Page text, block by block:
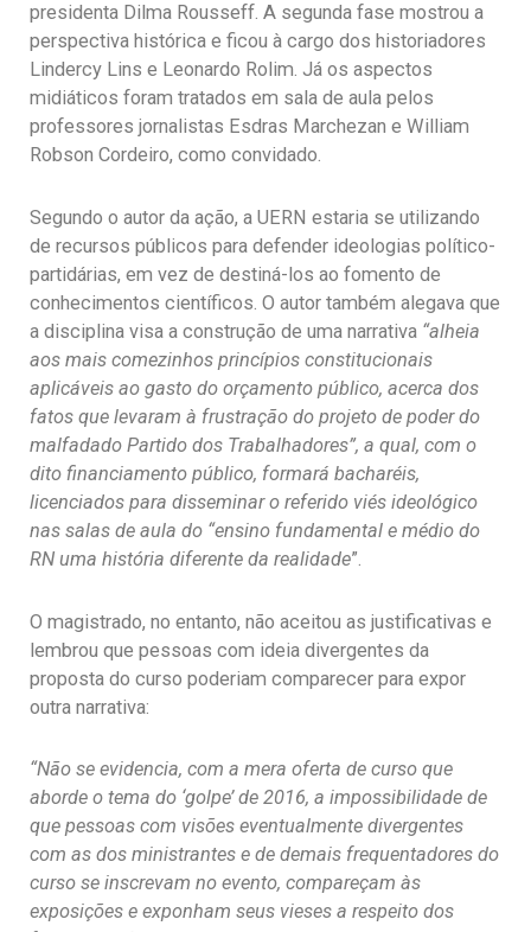
presidenta Dilma Rousseff. A segunda fase mostrou a
perspectiva histórica e ficou à cargo dos historiadores
Lindercy Lins e Leonardo Rolim. Já os aspectos
midiáticos foram tratados em sala de aula pelos
professores jornalistas Esdras Marchezan e William
Robson Cordeiro, como convidado.
Segundo o autor da ação, a UERN estaria se utilizando
de recursos públicos para defender ideologias político-
partidárias, em vez de destiná-los ao fomento de
conhecimentos científicos. O autor também alegava que
a disciplina visa a construção de uma narrativa “alheia
aos mais comezinhos princípios constitucionais
aplicáveis ao gasto do orçamento público, acerca dos
fatos que levaram à frustração do projeto de poder do
malfadado Partido dos Trabalhadores”, a qual, com o
dito financiamento público, formará bacharéis,
licenciados para disseminar o referido viés ideológico
nas salas de aula do “ensino fundamental e médio do
RN uma história diferente da realidade”.
O magistrado, no entanto, não aceitou as justificativas e
lembrou que pessoas com ideia divergentes da
proposta do curso poderiam comparecer para expor
outra narrativa:
“Não se evidencia, com a mera oferta de curso que
aborde o tema do ‘golpe’ de 2016, a impossibilidade de
que pessoas com visões eventualmente divergentes
com as dos ministrantes e de demais frequentadores do
curso se inscrevam no evento, compareçam às
exposições e exponham seus vieses a respeito dos